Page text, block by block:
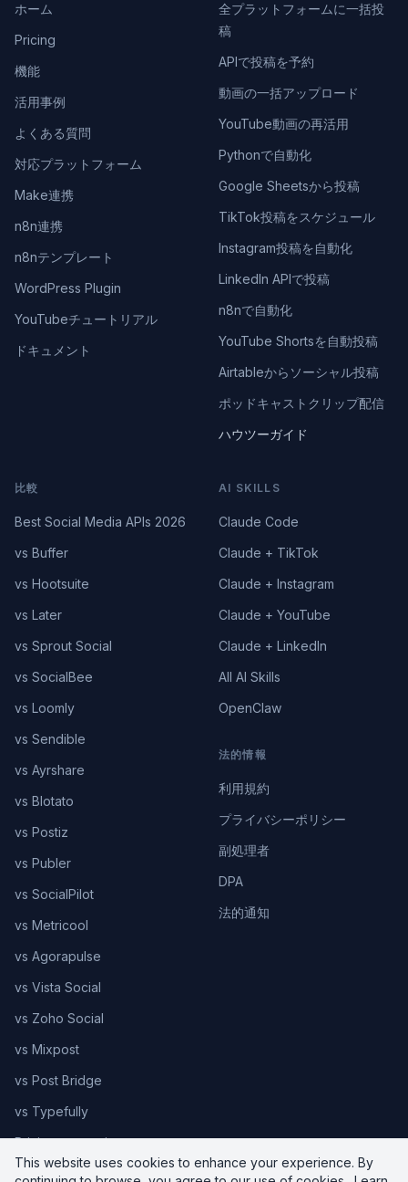
ホーム
Pricing
機能
活用事例
よくある質問
対応プラットフォーム
Make連携
n8n連携
n8nテンプレート
WordPress Plugin
YouTubeチュートリアル
ドキュメント
全プラットフォームに一括投
稿
APIで投稿を予約
動画の一括アップロード
YouTube動画の再活用
Pythonで自動化
Google Sheetsから投稿
TikTok投稿をスケジュール
Instagram投稿を自動化
LinkedIn APIで投稿
n8nで自動化
YouTube Shortsを自動投稿
Airtableからソーシャル投稿
ポッドキャストクリップ配信
ハウツーガイド
比較
Best Social Media APIs 2026
vs Buffer
vs Hootsuite
vs Later
vs Sprout Social
vs SocialBee
vs Loomly
vs Sendible
vs Ayrshare
vs Blotato
vs Postiz
vs Publer
vs SocialPilot
vs Metricool
vs Agorapulse
vs Vista Social
vs Zoho Social
vs Mixpost
vs Post Bridge
vs Typefully
Pricing comparison
AI SKILLS
Claude Code
Claude + TikTok
Claude + Instagram
Claude + YouTube
Claude + LinkedIn
All AI Skills
OpenClaw
法的情報
利用規約
プライバシーポリシー
副処理者
DPA
法的通知
This website uses cookies to enhance your experience. By